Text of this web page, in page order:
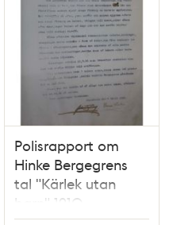
Polisrapport om
Hinke Bergegrens
tal "Kärlek utan
barn" 1910